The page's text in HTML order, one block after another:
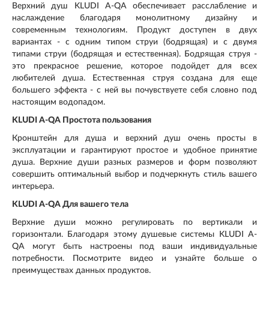
Верхний душ KLUDI A-QA обеспечивает расслабление и
наслаждение благодаря монолитному дизайну и
современным технологиям. Продукт доступен в двух
вариантах - с одним типом струи (бодрящая) и с двумя
типами струи (бодрящая и естественная). Бодрящая струя -
это прекрасное решение, которое подойдет для всех
любителей душа. Естественная струя создана для еще
большего эффекта - с ней вы почувствуете себя словно под
настоящим водопадом.
KLUDI A-QA Простота пользования
Кронштейн для душа и верхний душ очень просты в
эксплуатации и гарантируют простое и удобное принятие
душа. Верхние души разных размеров и форм позволяют
совершить оптимальный выбор и подчеркнуть стиль вашего
интерьера.
KLUDI A-QA Для вашего тела
Верхние души можно регулировать по вертикали и
горизонтали. Благодаря этому душевые системы KLUDI A-
QA могут быть настроены под ваши индивидуальные
потребности. Посмотрите видео и узнайте больше о
преимуществах данных продуктов.